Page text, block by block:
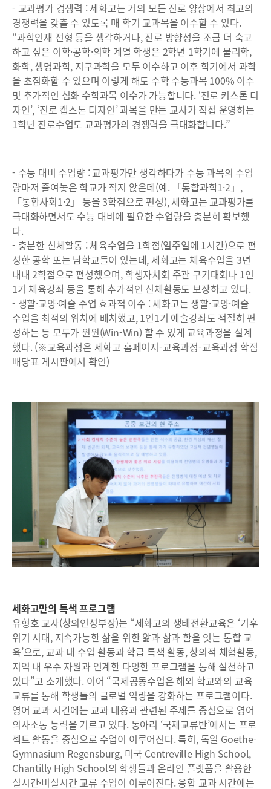
- 교과평가 경쟁력 : 세화고는 거의 모든 진로 양상에서 최고의
경쟁력을 갖출 수 있도록 매 학기 교과목을 이수할 수 있다.
“과학인재 전형 등을 생각하거나, 진로 방향성을 조금 더 숙고
하고 싶은 이학·공학·의학 계열 학생은 2학년 1학기에 물리학,
화학, 생명과학, 지구과학을 모두 이수하고 이후 학기에서 과학
을 초점화할 수 있으며 이렇게 해도 수학 수능과목 100% 이수
및 추가적인 심화 수학과목 이수가 가능합니다. ‘진로 키스톤 디
자인’, ‘진로 캡스톤 디자인’ 과목을 만든 교사가 직접 운영하는
1학년 진로수업도 교과평가의 경쟁력을 극대화합니다.”
- 수능 대비 수업량 : 교과평가만 생각하다가 수능 과목의 수업
량마저 줄여놓은 학교가 적지 않은데(예. 「통합과학1·2」,
「통합사회1·2」 등을 3학점으로 편성), 세화고는 교과평가를
극대화하면서도 수능 대비에 필요한 수업량을 충분히 확보했
다.
- 충분한 신체활동 : 체육수업을 1학점(일주일에 1시간)으로 편
성한 공학 또는 남학교들이 있는데, 세화고는 체육수업을 3년
내내 2학점으로 편성했으며, 학생자치회 주관 구기대회나 1인
1기 체육강좌 등을 통해 추가적인 신체활동도 보장하고 있다.
- 생활·교양·예술 수업 효과적 이수 : 세화고는 생활·교양·예술
수업을 최적의 위치에 배치했고, 1인1기 예술강좌도 적절히 편
성하는 등 모두가 윈윈(Win-Win) 할 수 있게 교육과정을 설계
했다. (※교육과정은 세화고 홈페이지-교육과정-교육과정 학점
배당표 게시판에서 확인)
세화고만의 특색 프로그램
유형호 교사(창의인성부장)는 “세화고의 생태전환교육은 ‘기후
위기 시대, 지속가능한 삶을 위한 앎과 삶과 함을 잇는 통합 교
육’으로, 교과 내 수업 활동과 학급 특색 활동, 창의적 체험활동,
지역 내 우수 자원과 연계한 다양한 프로그램을 통해 실천하고
있다”고 소개했다. 이어 “국제공동수업은 해외 학교와의 교육
교류를 통해 학생들의 글로벌 역량을 강화하는 프로그램이다.
영어 교과 시간에는 교과 내용과 관련된 주제를 중심으로 영어
의사소통 능력을 기르고 있다. 동아리 ‘국제교류반’에서는 프로
젝트 활동을 중심으로 수업이 이루어진다. 특히, 독일 Goethe-
Gymnasium Regensburg, 미국 Centreville High School,
Chantilly High School의 학생들과 온라인 플랫폼을 활용한
실시간·비실시간 교류 수업이 이루어진다. 융합 교과 시간에는